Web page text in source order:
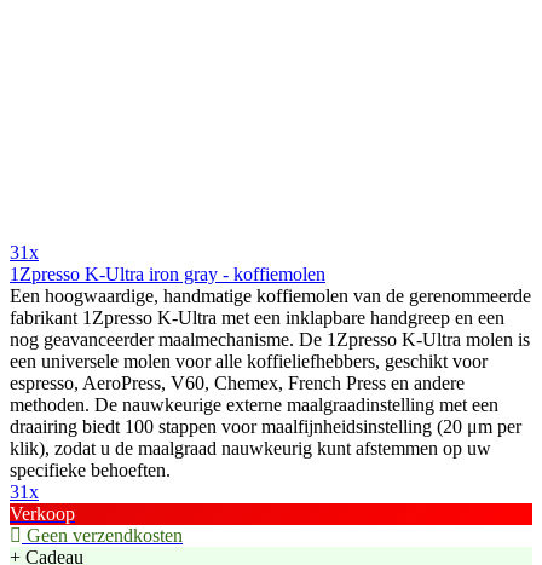
31x
1Zpresso K-Ultra iron gray - koffiemolen
Een hoogwaardige, handmatige koffiemolen van de gerenommeerde
fabrikant 1Zpresso K-Ultra met een inklapbare handgreep en een
nog geavanceerder maalmechanisme. De 1Zpresso K-Ultra molen is
een universele molen voor alle koffieliefhebbers, geschikt voor
espresso, AeroPress, V60, Chemex, French Press en andere
methoden. De nauwkeurige externe maalgraadinstelling met een
draairing biedt 100 stappen voor maalfijnheidsinstelling (20 μm per
klik), zodat u de maalgraad nauwkeurig kunt afstemmen op uw
specifieke behoeften.
31x
Verkoop
Geen verzendkosten
+ Cadeau